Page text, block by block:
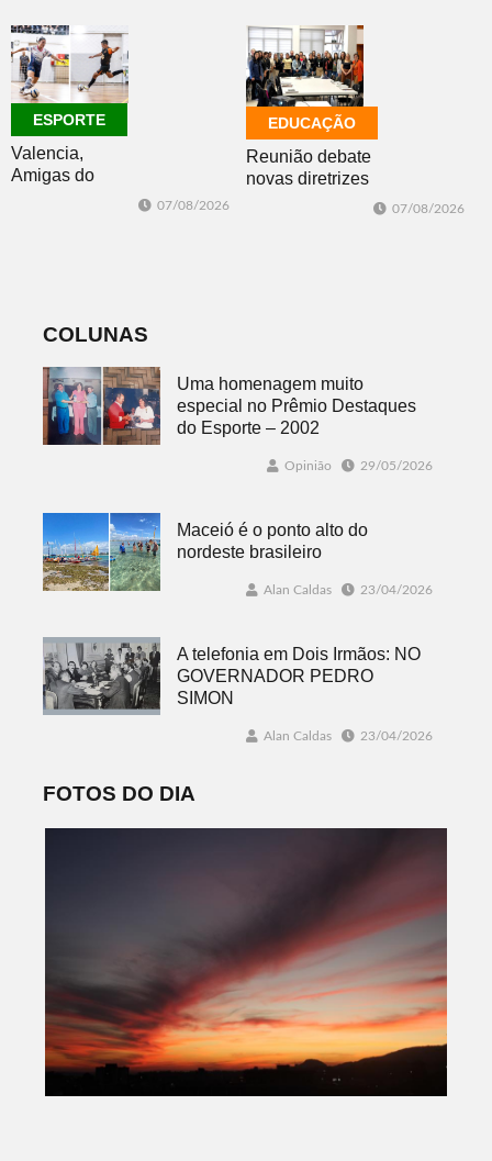
favorável ao
fenômeno
ESPORTE
Valencia,
Amigas do
07/08/2026
EDUCAÇÃO
Reunião debate
novas diretrizes
07/08/2026
COLUNAS
Uma homenagem muito
especial no Prêmio Destaques
do Esporte – 2002
Opinião 29/05/2026
Maceió é o ponto alto do
nordeste brasileiro
Alan Caldas 23/04/2026
A telefonia em Dois Irmãos: NO
GOVERNADOR PEDRO
SIMON
Alan Caldas 23/04/2026
FOTOS DO DIA